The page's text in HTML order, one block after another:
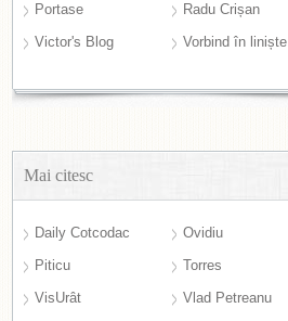
Portase
Radu Crișan
Victor's Blog
Vorbind în liniște
Mai citesc
Daily Cotcodac
Ovidiu
Piticu
Torres
VisUrât
Vlad Petreanu